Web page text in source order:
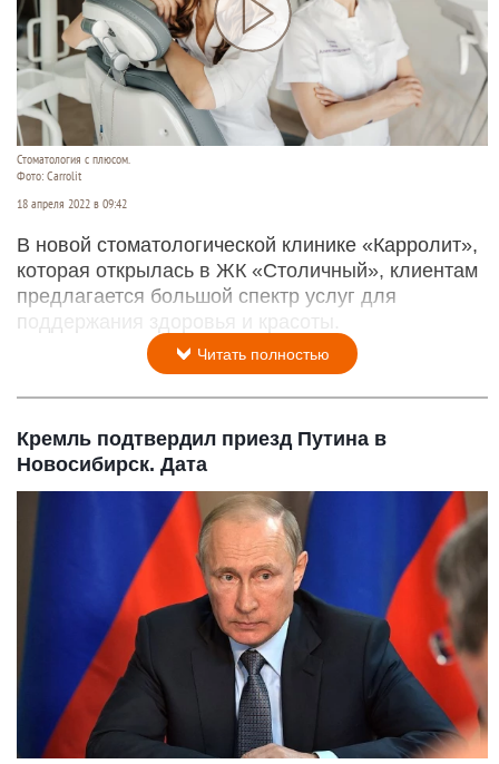
Стоматология с плюсом.
Фото: Carrolit
18 апреля 2022 в 09:42
В новой стоматологической клинике «Карролит»,
которая открылась в ЖК «Столичный», клиентам
предлагается большой спектр услуг для
поддержания здоровья и красоты.
Читать полностью
Кремль подтвердил приезд Путина в
Новосибирск. Дата